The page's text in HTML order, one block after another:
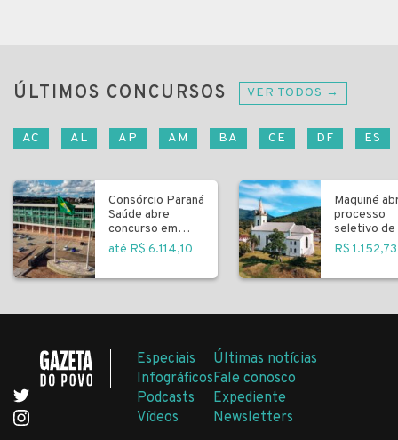
ÚLTIMOS CONCURSOS VER TODOS →
AC AL AP AM BA CE DF ES
Consórcio Paraná
Saúde abre
concurso em
Curitiba
até R$ 6.114,10
Maquiné
processo
seletivo de
R$ 1.152,73
Especiais
Infográficos
Podcasts
Vídeos
Últimas notícias
Fale conosco
Expediente
Newsletters